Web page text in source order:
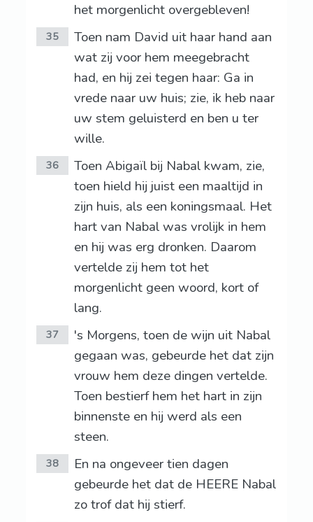
het morgenlicht overgebleven!
35
Toen nam David uit haar hand aan
wat zij voor hem meegebracht
had, en hij zei tegen haar: Ga in
vrede naar uw huis; zie, ik heb naar
uw stem geluisterd en ben u ter
wille.
36
Toen Abigaïl bij Nabal kwam, zie,
toen hield hij juist een maaltijd in
zijn huis, als een koningsmaal. Het
hart van Nabal was vrolijk in hem
en hij was erg dronken. Daarom
vertelde zij hem tot het
morgenlicht geen woord, kort of
lang.
37
's Morgens, toen de wijn uit Nabal
gegaan was, gebeurde het dat zijn
vrouw hem deze dingen vertelde.
Toen bestierf hem het hart in zijn
binnenste en hij werd als een
steen.
38
En na ongeveer tien dagen
gebeurde het dat de HEERE Nabal
zo trof dat hij stierf.